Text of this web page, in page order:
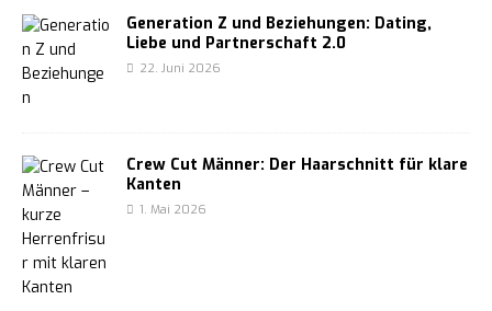
Generation Z und Beziehungen: Dating,
Liebe und Partnerschaft 2.0
22. Juni 2026
Crew Cut Männer: Der Haarschnitt für klare
Kanten
1. Mai 2026